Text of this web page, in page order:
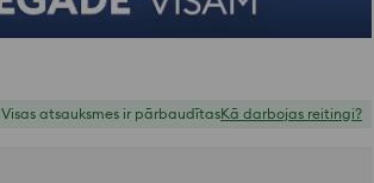
Visas atsauksmes ir pārbaudītasKā darbojas reitingi?